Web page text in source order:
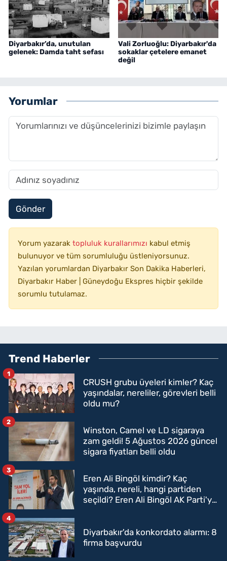
Diyarbakır’da, unutulan
gelenek: Damda taht sefası
Vali Zorluoğlu: Diyarbakır'da
sokaklar çetelere emanet
değil
Yorumlar
Gönder
Yorum yazarak topluluk kurallarımızı kabul etmiş
bulunuyor ve tüm sorumluluğu üstleniyorsunuz.
Yazılan yorumlardan Diyarbakır Son Dakika Haberleri,
Diyarbakır Haber | Güneydoğu Ekspres hiçbir şekilde
sorumlu tutulamaz.
Trend Haberler
CRUSH grubu üyeleri kimler? Kaç
yaşındalar, nereliler, görevleri belli
oldu mu?
1
Winston, Camel ve LD sigaraya
zam geldi! 5 Ağustos 2026 güncel
sigara fiyatları belli oldu
2
Eren Ali Bingöl kimdir? Kaç
yaşında, nereli, hangi partiden
seçildi? Eren Ali Bingöl AK Parti'ye
3
Diyarbakır'da konkordato alarmı: 8
firma başvurdu
4